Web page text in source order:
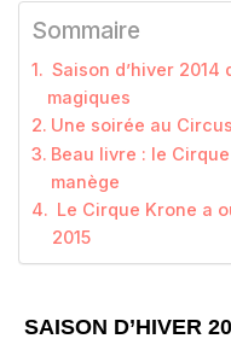
Sommaire
Saison d’hiver 2014
magiques
Une soirée au
Beau livre : le
manège
Le Cirque Krone a
2015
SAISON D’HIVER